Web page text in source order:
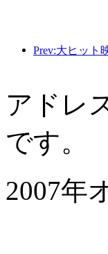
アドレ
です。
2007年